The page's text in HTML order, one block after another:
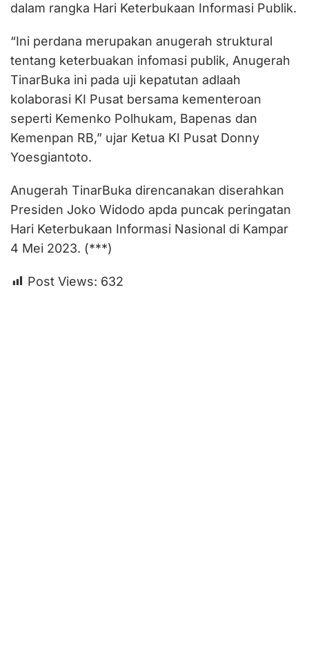
dalam rangka Hari Keterbukaan Informasi Publik.
“Ini perdana merupakan anugerah struktural
tentang keterbuakan infomasi publik, Anugerah
TinarBuka ini pada uji kepatutan adlaah
kolaborasi KI Pusat bersama kementeroan
seperti Kemenko Polhukam, Bapenas dan
Kemenpan RB,” ujar Ketua KI Pusat Donny
Yoesgiantoto.
Anugerah TinarBuka direncanakan diserahkan
Presiden Joko Widodo apda puncak peringatan
Hari Keterbukaan Informasi Nasional di Kampar
4 Mei 2023. (***)
Post Views: 632